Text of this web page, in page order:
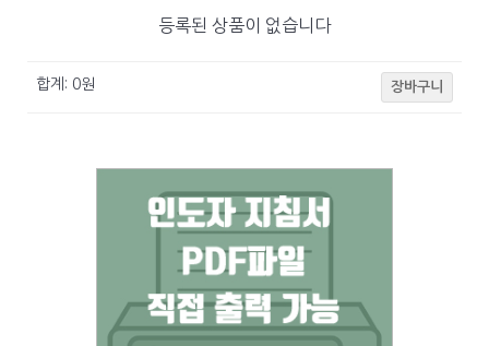
등록된 상품이 없습니다
합계: 0원 장바구니